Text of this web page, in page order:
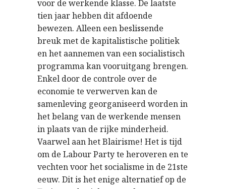
voor de werkende klasse. De laatste
tien jaar hebben dit afdoende
bewezen. Alleen een beslissende
breuk met de kapitalistische politiek
en het aannemen van een socialistisch
programma kan vooruitgang brengen.
Enkel door de controle over de
economie te verwerven kan de
samenleving georganiseerd worden in
het belang van de werkende mensen
in plaats van de rijke minderheid.
Vaarwel aan het Blairisme! Het is tijd
om de Labour Party te heroveren en te
vechten voor het socialisme in de 21ste
eeuw. Dit is het enige alternatief op de